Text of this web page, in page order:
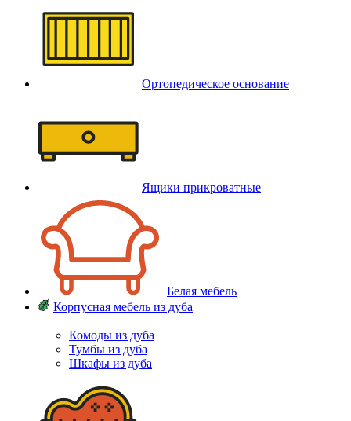
Ортопедическое основание
Ящики прикроватные
Белая мебель
Корпусная мебель из дуба
Комоды из дуба
Тумбы из дуба
Шкафы из дуба